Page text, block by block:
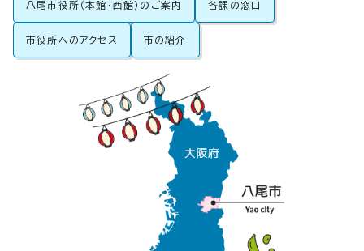
八尾市役所（本館・西館）のご案内 各課の窓口
市役所へのアクセス 市の紹介